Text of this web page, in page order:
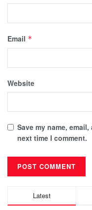
Email *
Website
Save my name,
next time I comment.
Latest